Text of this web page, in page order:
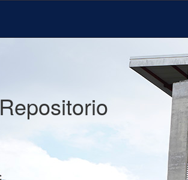
Repositorio